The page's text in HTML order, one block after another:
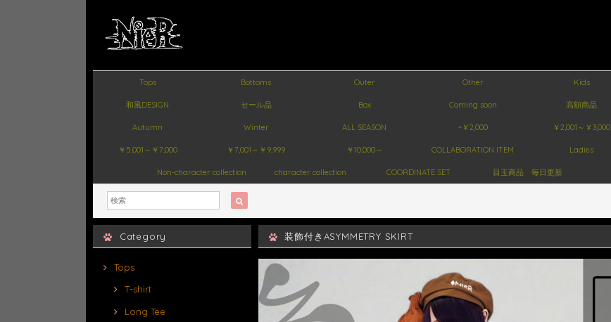
Tops Bottoms Outer Other Kids
和風DESIGN セール品 Box Coming soon 高額商品
Autumn Winter ALL SEASON ~￥2,000 ￥2,001～￥3,000
￥5,001～￥7,000 ￥7,001～￥9,999 ￥10,000～ COLLABORATION ITEM Ladies
Non-character collection character collection COORDINATE SET 目玉商品 毎日更新
Category
Tops
T-shirt
Long Tee
装飾付きASYMMETRY SKIRT